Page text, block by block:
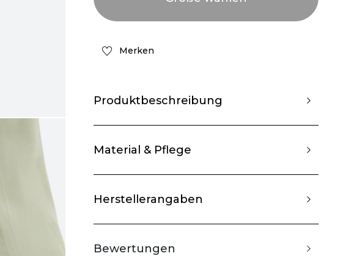
Merken
Produktbeschreibung
Material & Pflege
Herstellerangaben
Bewertungen